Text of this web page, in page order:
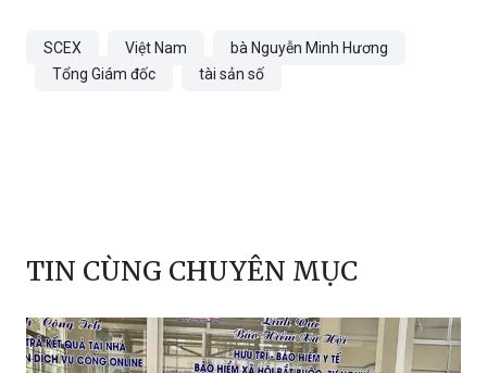
SCEX Việt Nam
bà Nguyễn Minh Hương
Tổng Giám đốc
tài sản số
TIN CÙNG CHUYÊN MỤC